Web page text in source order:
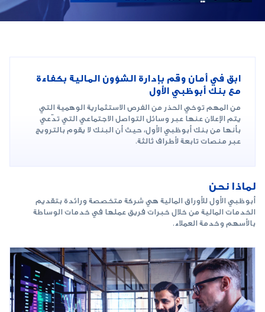
ابق في أمان وقم بإدارة الشؤون المالية بكفاءة
مع بنك أبوظبي الأول
من المهم توخي الحذر من الفرص الاستثمارية الوهمية التي
يتم الإعلان عنها عبر وسائل التواصل الاجتماعي التي تدّعي
بأنها من بنك أبوظبي الأول، حيث أن البنك لا يقوم بالترويج
عبر منصات تابعة لأطراف ثالثة.
لماذا نحن
أبوظبي الأول للأوراق المالية هي شركة متخصصة ورائدة بتقديم
الخدمات المالية من خلال خبرات فريق عملها في خدمات الوساطة
بالأسهم وخدمة العملاء.